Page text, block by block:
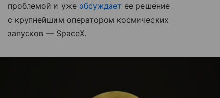
проблемой и уже обсуждает ее решение
с крупнейшим оператором космических
запусков — SpaceX.